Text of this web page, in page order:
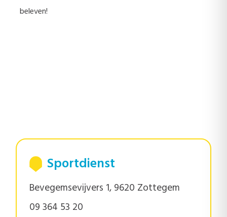
beleven!
Sportdienst
Bevegemsevijvers 1, 9620 Zottegem
09 364 53 20